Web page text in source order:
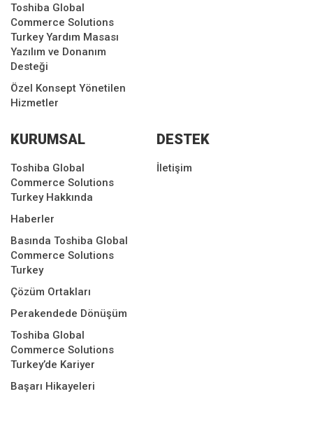
Toshiba Global
Commerce Solutions
Turkey Yardım Masası
Yazılım ve Donanım
Desteği
Özel Konsept Yönetilen
Hizmetler
KURUMSAL
Toshiba Global
Commerce Solutions
Turkey Hakkında
Haberler
Basında Toshiba Global
Commerce Solutions
Turkey
Çözüm Ortakları
Perakendede Dönüşüm
Toshiba Global
Commerce Solutions
Turkey’de Kariyer
Başarı Hikayeleri
DESTEK
İletişim